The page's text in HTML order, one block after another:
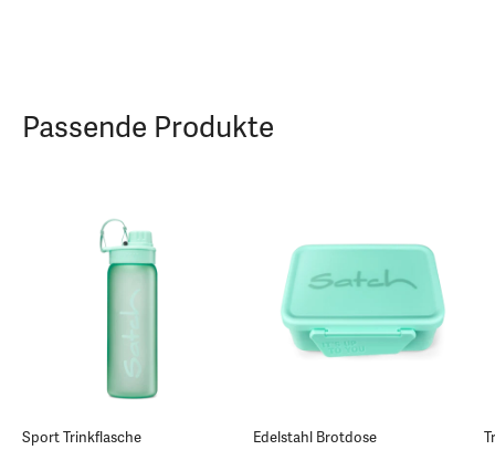
Passende Produkte
Sport Trinkflasche Edelstahl Brotdose